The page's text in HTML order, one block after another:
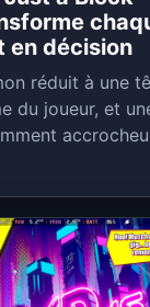
en décision
réduit à une
du joueur, et